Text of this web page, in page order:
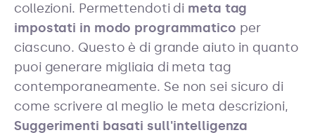
collezioni. Permettendoti di meta tag
impostati in modo programmatico per
ciascuno. Questo è di grande aiuto in quanto
puoi generare migliaia di meta tag
contemporaneamente. Se non sei sicuro di
come scrivere al meglio le meta descrizioni,
Suggerimenti basati sull'intelligenza